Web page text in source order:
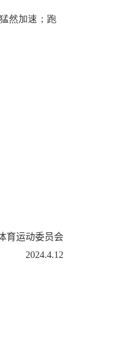
然加速；跑
育运动委员会
2024.4.1 2